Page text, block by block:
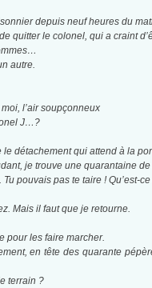
depuis neuf heures du
quitter le colonel, qui a craint
autre.
l’air soupçonneux
J…?­
détachement qui attend à la
je trouve une quarantaine
pouvais pas te taire ! Qu’est-
Mais il faut que je retourne.
pour les faire marcher.
en tête des quarante
terrain ?